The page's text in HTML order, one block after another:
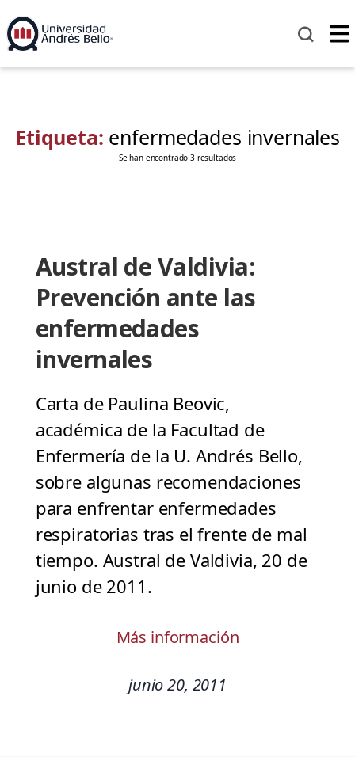
Etiqueta: enfermedades invernales
Se han encontrado 3 resultados
Austral de Valdivia:
Prevención ante las
enfermedades
invernales
Carta de Paulina Beovic,
académica de la Facultad de
Enfermería de la U. Andrés Bello,
sobre algunas recomendaciones
para enfrentar enfermedades
respiratorias tras el frente de mal
tiempo. Austral de Valdivia, 20 de
junio de 2011.
Más información
junio 20, 2011